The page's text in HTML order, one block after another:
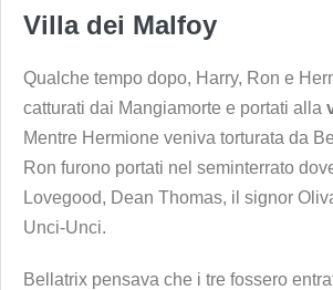
Villa dei Malfoy
Qualche tempo dopo, Harry, Ron e
catturati dai Mangiamorte e portati alla
Mentre Hermione veniva torturata da
Ron furono portati nel seminterrato
Lovegood, Dean Thomas, il signor
Unci-Unci.
Bellatrix pensava che i tre fossero